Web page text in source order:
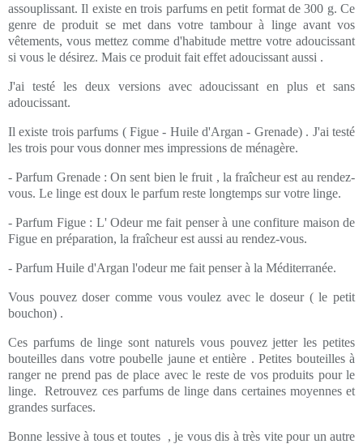
assouplissant. Il existe en trois parfums en petit format de 300 g. Ce
genre de produit se met dans votre tambour à linge avant vos
vêtements, vous mettez comme d'habitude mettre votre adoucissant
si vous le désirez. Mais ce produit fait effet adoucissant aussi .
J'ai testé les deux versions avec adoucissant en plus et sans
adoucissant.
Il existe trois parfums ( Figue - Huile d'Argan - Grenade) . J'ai testé
les trois pour vous donner mes impressions de ménagère.
- Parfum Grenade : On sent bien le fruit , la fraîcheur est au rendez-
vous. Le linge est doux le parfum reste longtemps sur votre linge.
- Parfum Figue : L' Odeur me fait penser à une confiture maison de
Figue en préparation, la fraîcheur est aussi au rendez-vous.
- Parfum Huile d'Argan l'odeur me fait penser à la Méditerranée.
Vous pouvez doser comme vous voulez avec le doseur ( le petit
bouchon) .
Ces parfums de linge sont naturels vous pouvez jetter les petites
bouteilles dans votre poubelle jaune et entière . Petites bouteilles à
ranger ne prend pas de place avec le reste de vos produits pour le
linge. Retrouvez ces parfums de linge dans certaines moyennes et
grandes surfaces.
Bonne lessive à tous et toutes , je vous dis à très vite pour un autre